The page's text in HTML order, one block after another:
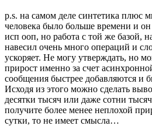
p.s. на самом деле синтетика плюс
человека было больше времени и
исп ооп, но работа с той же базой,
навесил очень много операций и
ускоряет. Не могу утверждать, но
прирост именно за счет
сообщения быстрее добавляются и
Исходя из этого можно сделать
десятки тысяч или даже сотни
получите более менее неплохой
сутки, то не имеет смысла…